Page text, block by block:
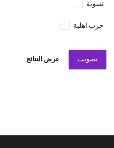
تسوية
حرب اهلية
تصويت عرض النتائج